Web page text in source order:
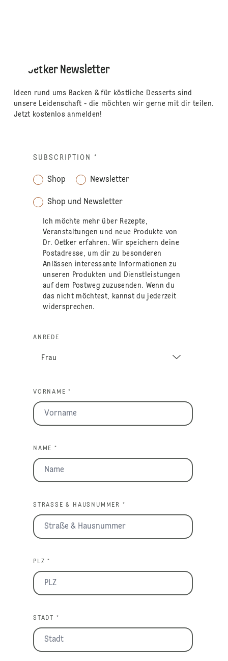
Dr. Oetker Newsletter
Ideen rund ums Backen & für köstliche Desserts sind
unsere Leidenschaft - die möchten wir gerne mit dir teilen.
Jetzt kostenlos anmelden!
SUBSCRIPTION *
Shop Newsletter
Shop und Newsletter
Ich möchte mehr über Rezepte,
Veranstaltungen und neue Produkte von
Dr. Oetker erfahren. Wir speichern deine
Postadresse, um dir zu besonderen
Anlässen interessante Informationen zu
unseren Produkten und Dienstleistungen
auf dem Postweg zuzusenden. Wenn du
das nicht möchtest, kannst du jederzeit
widersprechen.
ANREDE
VORNAME *
NAME *
STRASSE & HAUSNUMMER *
PLZ *
STADT *